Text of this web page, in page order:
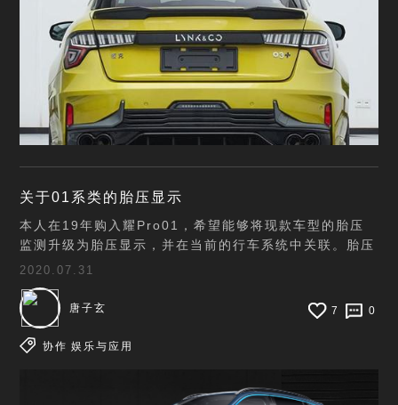
关于01系类的胎压显示
本人在19年购入耀Pro01，希望能够将现款车型的胎压
监测升级为胎压显示，并在当前的行车系统中关联。胎压
报警实在是太糟心了，后加装的外接胎压显示放在前面实
2020.07.31
唐子玄 0
7
协作 娱乐与应用